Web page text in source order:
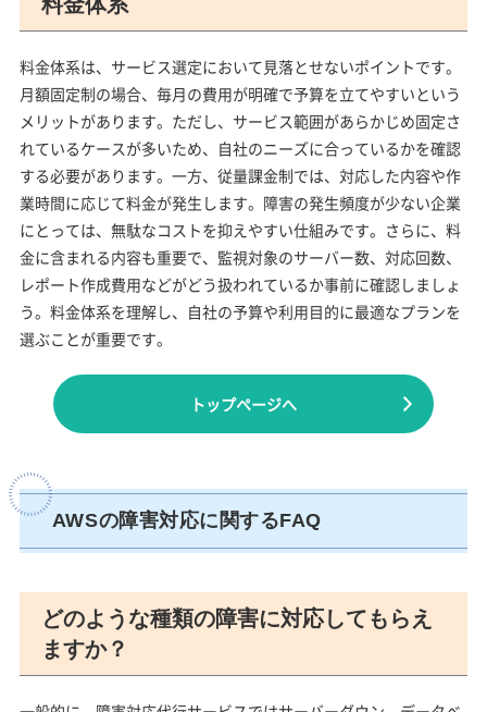
料金体系は、サービス選定において見落とせないポイントです。
月額固定制の場合、毎月の費用が明確で予算を立てやすいという
メリットがあります。ただし、サービス範囲があらかじめ固定さ
れているケースが多いため、自社のニーズに合っているかを確認
する必要があります。一方、従量課金制では、対応した内容や作
業時間に応じて料金が発生します。障害の発生頻度が少ない企業
にとっては、無駄なコストを抑えやすい仕組みです。さらに、料
金に含まれる内容も重要で、監視対象のサーバー数、対応回数、
レポート作成費用などがどう扱われているか事前に確認しましょ
う。料金体系を理解し、自社の予算や利用目的に最適なプランを
選ぶことが重要です。
トップページへ
AWSの障害対応に関するFAQ
どのような種類の障害に対応してもらえ
ますか？